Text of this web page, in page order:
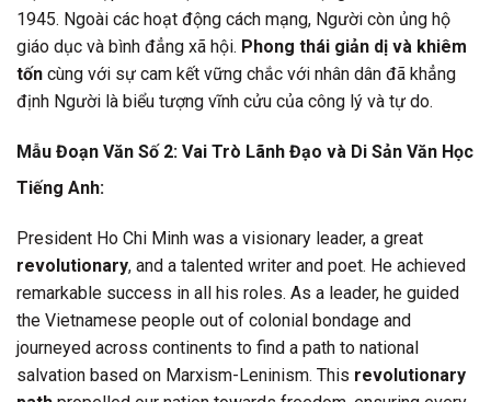
1945. Ngoài các hoạt động cách mạng, Người còn ủng hộ
giáo dục và bình đẳng xã hội. Phong thái giản dị và khiêm
tốn cùng với sự cam kết vững chắc với nhân dân đã khẳng
định Người là biểu tượng vĩnh cửu của công lý và tự do.
Mẫu Đoạn Văn Số 2: Vai Trò Lãnh Đạo và Di Sản Văn Học
Tiếng Anh:
President Ho Chi Minh was a visionary leader, a great
revolutionary, and a talented writer and poet. He achieved
remarkable success in all his roles. As a leader, he guided
the Vietnamese people out of colonial bondage and
journeyed across continents to find a path to national
salvation based on Marxism-Leninism. This revolutionary